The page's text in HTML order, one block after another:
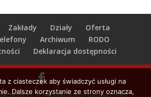
Zakłady Działy
Oferta
Archiwum
RODO
Deklaracja dostępności
Przemysłu Rolno-Spożywczego
z ciasteczek aby świadczyć usługi na
Dalsze korzystanie ze strony oznacza,